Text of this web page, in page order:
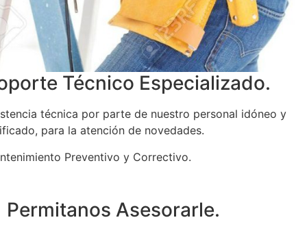
Técnico Especializado.
técnica por parte de nuestro personal idóneo y
para la atención de novedades.
Preventivo y Correctivo.
Permitanos Asesorarle.